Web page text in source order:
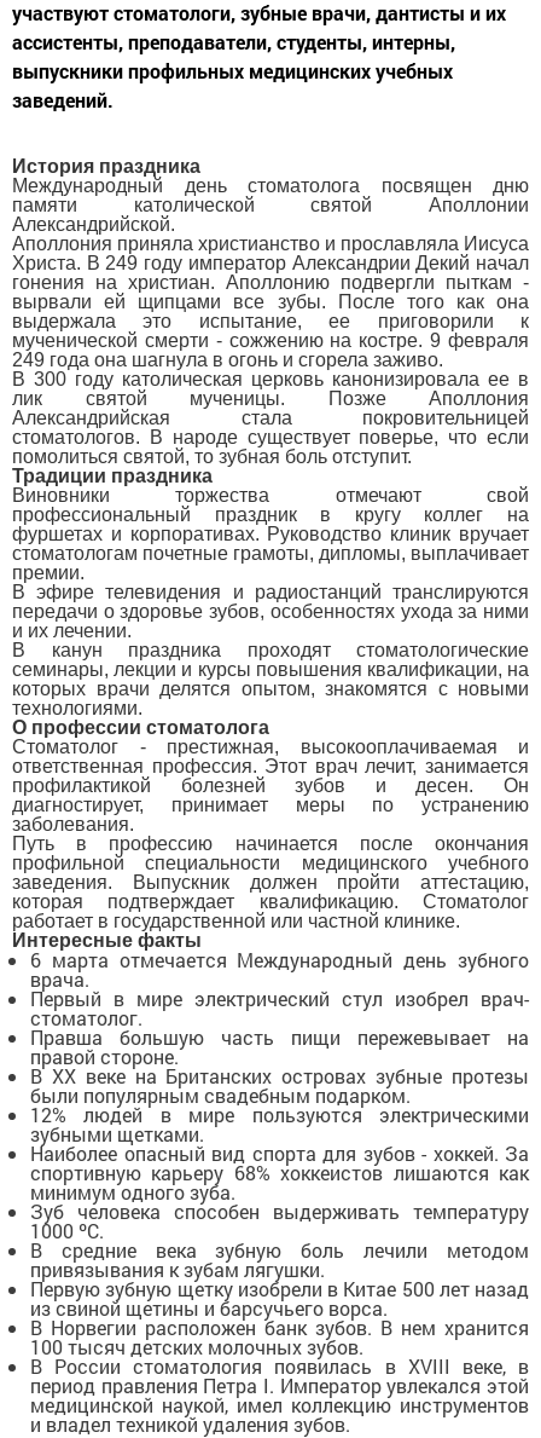
участвуют стоматологи, зубные врачи, дантисты и их
ассистенты, преподаватели, студенты, интерны,
выпускники профильных медицинских учебных
заведений.
История праздника
Международный день стоматолога посвящен дню
памяти католической святой Аполлонии
Александрийской.
Аполлония приняла христианство и прославляла Иисуса
Христа. В 249 году император Александрии Декий начал
гонения на христиан. Аполлонию подвергли пыткам -
вырвали ей щипцами все зубы. После того как она
выдержала это испытание, ее приговорили к
мученической смерти - сожжению на костре. 9 февраля
249 года она шагнула в огонь и сгорела заживо.
В 300 году католическая церковь канонизировала ее в
лик святой мученицы. Позже Аполлония
Александрийская стала покровительницей
стоматологов. В народе существует поверье, что если
помолиться святой, то зубная боль отступит.
Традиции праздника
Виновники торжества отмечают свой
профессиональный праздник в кругу коллег на
фуршетах и корпоративах. Руководство клиник вручает
стоматологам почетные грамоты, дипломы, выплачивает
премии.
В эфире телевидения и радиостанций транслируются
передачи о здоровье зубов, особенностях ухода за ними
и их лечении.
В канун праздника проходят стоматологические
семинары, лекции и курсы повышения квалификации, на
которых врачи делятся опытом, знакомятся с новыми
технологиями.
О профессии стоматолога
Стоматолог - престижная, высокооплачиваемая и
ответственная профессия. Этот врач лечит, занимается
профилактикой болезней зубов и десен. Он
диагностирует, принимает меры по устранению
заболевания.
Путь в профессию начинается после окончания
профильной специальности медицинского учебного
заведения. Выпускник должен пройти аттестацию,
которая подтверждает квалификацию. Стоматолог
работает в государственной или частной клинике.
Интересные факты
6 марта отмечается Международный день зубного
врача.
Первый в мире электрический стул изобрел врач-
стоматолог.
Правша большую часть пищи пережевывает на
правой стороне.
В XX веке на Британских островах зубные протезы
были популярным свадебным подарком.
12% людей в мире пользуются электрическими
зубными щетками.
Наиболее опасный вид спорта для зубов - хоккей. За
спортивную карьеру 68% хоккеистов лишаются как
минимум одного зуба.
Зуб человека способен выдерживать температуру
1000 ºС.
В средние века зубную боль лечили методом
привязывания к зубам лягушки.
Первую зубную щетку изобрели в Китае 500 лет назад
из свиной щетины и барсучьего ворса.
В Норвегии расположен банк зубов. В нем хранится
100 тысяч детских молочных зубов.
В России стоматология появилась в XVIII веке, в
период правления Петра I. Император увлекался этой
медицинской наукой, имел коллекцию инструментов
и владел техникой удаления зубов.